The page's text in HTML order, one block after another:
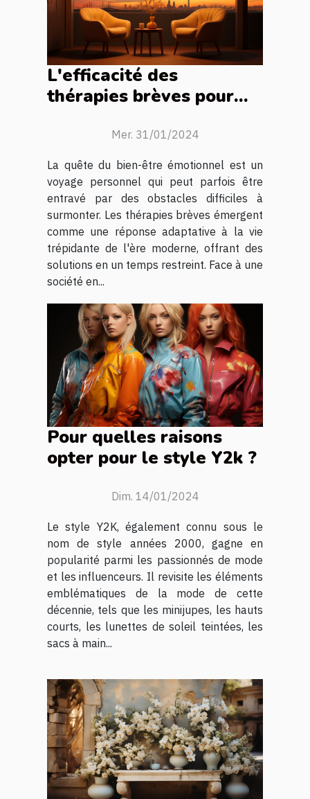
L'efficacité des
thérapies brèves pour
émotionnelsMer. 31/01/2024
La quête du bien-être émotionnel est un
voyage personnel qui peut parfois être
entravé par des obstacles difficiles à
surmonter. Les thérapies brèves émergent
comme une réponse adaptative à la vie
trépidante de l'ère moderne, offrant des
solutions en un temps restreint. Face à une
société en...
Pour quelles raisons
opter pour le style Y2k ?
Dim. 14/01/2024
Le style Y2K, également connu sous le
nom de style années 2000, gagne en
popularité parmi les passionnés de mode
et les influenceurs. Il revisite les éléments
emblématiques de la mode de cette
décennie, tels que les minijupes, les hauts
courts, les lunettes de soleil teintées, les
sacs à main...